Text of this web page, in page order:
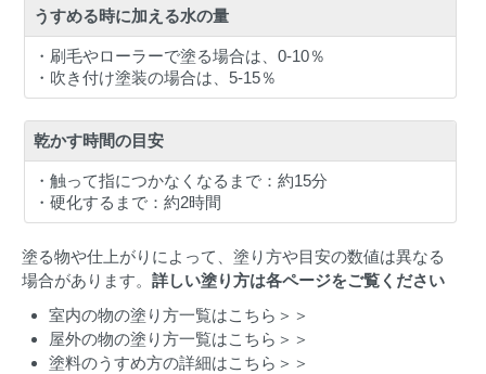
うすめる時に加える水の量
・刷毛やローラーで塗る場合は、0-10％
・吹き付け塗装の場合は、5-15％
乾かす時間の目安
・触って指につかなくなるまで：約15分
・硬化するまで：約2時間
塗る物や仕上がりによって、塗り方や目安の数値は異なる
場合があります。 詳しい塗り方は各ページをご覧ください
室内の物の塗り方一覧はこちら＞＞
屋外の物の塗り方一覧はこちら＞＞
塗料のうすめ方の詳細はこちら＞＞